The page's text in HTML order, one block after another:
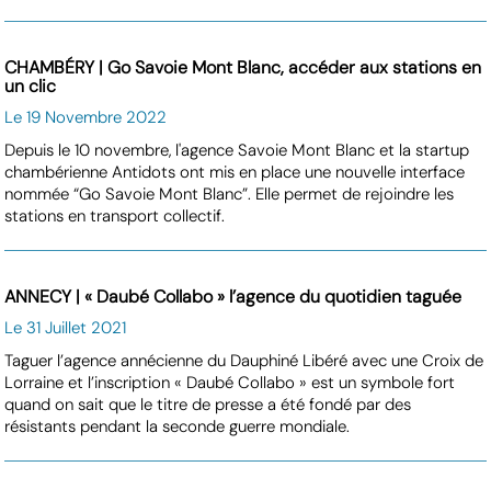
CHAMBÉRY | Go Savoie Mont Blanc, accéder aux stations en
un clic
Le 19 Novembre 2022
Depuis le 10 novembre, l'agence Savoie Mont Blanc et la startup
chambérienne Antidots ont mis en place une nouvelle interface
nommée “Go Savoie Mont Blanc”. Elle permet de rejoindre les
stations en transport collectif.
ANNECY | « Daubé Collabo » l’agence du quotidien taguée
Le 31 Juillet 2021
Taguer l’agence annécienne du Dauphiné Libéré avec une Croix de
Lorraine et l’inscription « Daubé Collabo » est un symbole fort
quand on sait que le titre de presse a été fondé par des
résistants pendant la seconde guerre mondiale.